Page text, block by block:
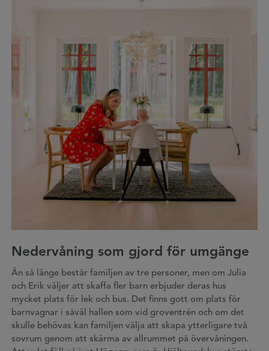
Nedervåning som gjord för umgänge
Än så länge består familjen av tre personer, men om Julia
och Erik väljer att skaffa fler barn erbjuder deras hus
mycket plats för lek och bus. Det finns gott om plats för
barnvagnar i såväl hallen som vid groventrén och om det
skulle behövas kan familjen välja att skapa ytterligare två
sovrum genom att skärma av allrummet på övervåningen.